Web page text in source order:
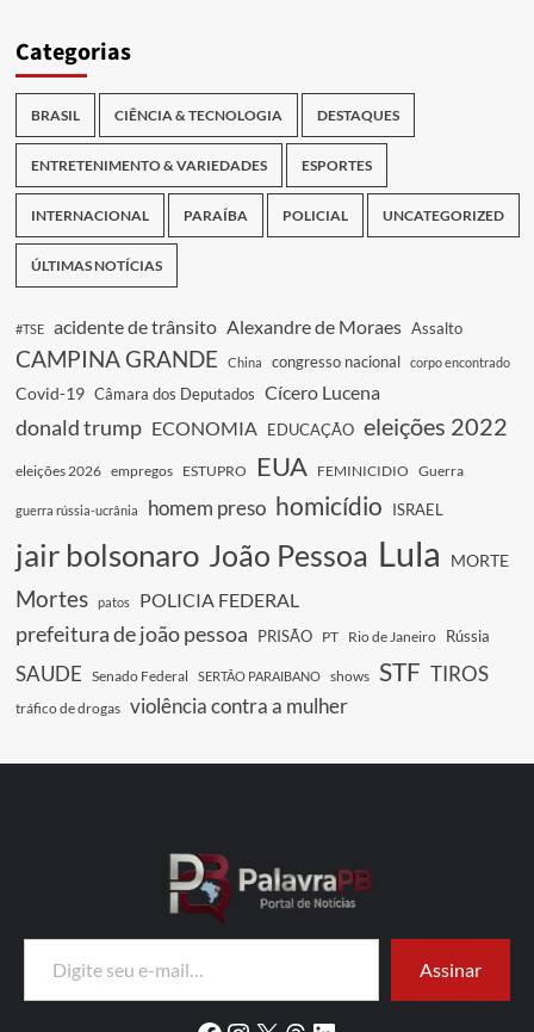
Categorias
BRASIL CIÊNCIA & TECNOLOGIA DESTAQUES
ENTRETENIMENTO & VARIEDADES ESPORTES
INTERNACIONAL PARAÍBA POLICIAL UNCATEGORIZED
ÚLTIMAS NOTÍCIAS
#TSE acidente de trânsito Alexandre de Moraes Assalto
CAMPINA GRANDE China congresso nacional corpo encontrado
Covid-19 Câmara dos Deputados Cícero Lucena
donald trump ECONOMIA EDUCAÇÃO eleições 2022
eleições 2026 empregos ESTUPRO EUA FEMINICIDIO Guerra
guerra rússia-ucrânia homem preso homicídio ISRAEL
jair bolsonaro João Pessoa Lula MORTE
Mortes patos POLICIA FEDERAL
prefeitura de joão pessoa PRISÃO PT Rio de Janeiro Rússia
SAUDE Senado Federal SERTÃO PARAIBANO shows STF TIROS
tráfico de drogas violência contra a mulher
Digite seu e-mail…
Assinar